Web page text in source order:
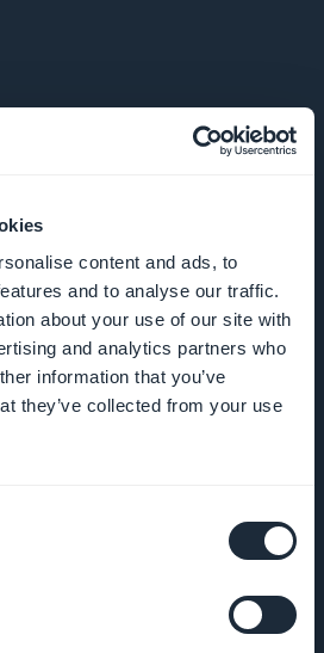
content and ads, to
and to analyse our traffic.
about your use of our site with
and analytics partners who
information that you’ve
they’ve collected from your use